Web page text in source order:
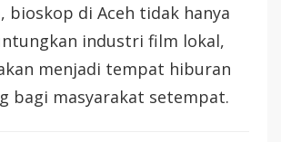
bioskop di Aceh tidak hanya
industri film lokal,
menjadi tempat hiburan
bagi masyarakat setempat.